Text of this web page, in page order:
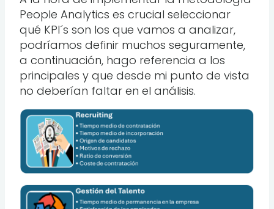
People Analytics es crucial seleccionar
qué KPI´s son los que vamos a analizar,
podríamos definir muchos seguramente,
a continuación, hago referencia a los
principales y que desde mi punto de vista
no deberían faltar en el análisis.